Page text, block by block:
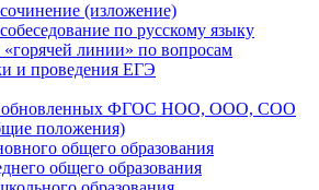
(изложение)
по русскому языку
линии» по вопросам
и проведения ЕГЭ
обновленных ФГОС НОО, ООО, СОО
положения)
общего образования
общего образования